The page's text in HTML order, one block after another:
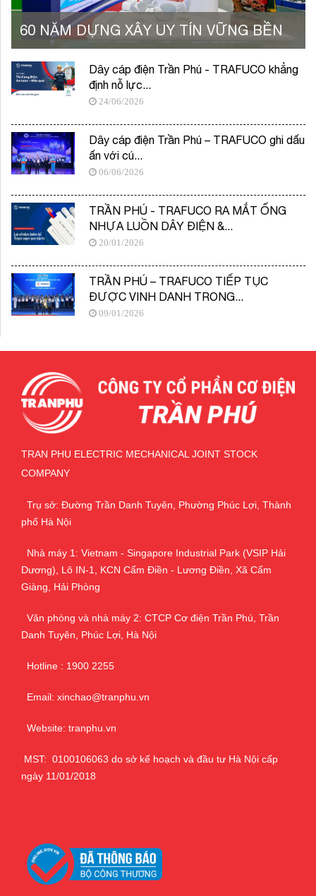
60 NĂM DỰNG XÂY UY TÍN VỮNG BỀN
Dây cáp điện Trần Phú - TRAFUCO khẳng
định nỗ lực...
24/06/2026
Dây cáp điện Trần Phú – TRAFUCO ghi dấu
ấn với cú...
06/06/2026
TRẦN PHÚ - TRAFUCO RA MẮT ỐNG
NHỰA LUỒN DÂY ĐIỆN &...
20/01/2026
TRẦN PHÚ – TRAFUCO TIẾP TỤC
ĐƯỢC VINH DANH TRONG...
09/01/2026
TRAN PHU ELECTRIC MECHANICAL JOINT STOCK
COMPANY
Trụ sở: Đường Trần Danh Tuyên, Phường Phúc Lợi, Thành
phố Hà Nội
Nhà máy 1: Vietnam - Singapore Industrial Park (VSIP Hải
Dương), Lô IN-1, KCN Cẩm Điền - Lương Điền, Xã Cẩm
Giàng, Hải Phòng
Văn phòng và nhà máy 2: CTCP Cơ điện Trần Phú, Trần
Danh Tuyên, Phúc Lợi, Hà Nội
Hotline : 1900 2255
Email: xinchao@tranphu.vn
Website: tranphu.vn
MST: 0100106063 do sở kế hoạch và đầu tư Hà Nội cấp
ngày 11/01/2018